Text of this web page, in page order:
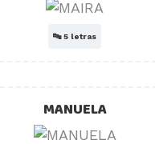
🔤5 letras
MANUELA